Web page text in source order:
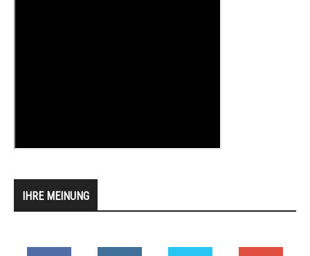
IHRE MEINUNG